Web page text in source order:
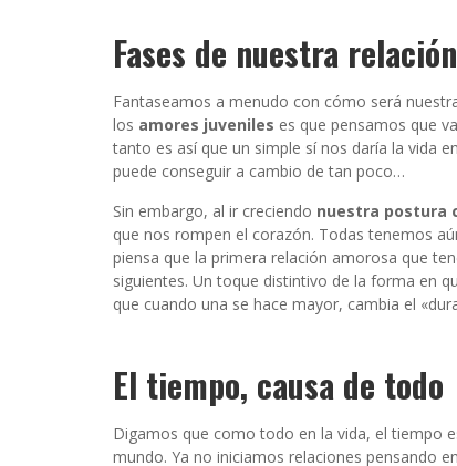
Fases de nuestra
Fantaseamos a menudo con cómo será
los amores juveniles es que pensamos que
tanto es así que un simple sí nos daría la vida
puede conseguir a cambio de tan poco…
Sin embargo, al ir creciendo nuestra postura
que nos rompen el corazón. Todas tenemos
piensa que la primera relación amorosa que
siguientes. Un toque distintivo de la forma en
que cuando una se hace mayor, cambia el
El tiempo, causa de todo
Digamos que como todo en la vida, el tiempo
mundo. Ya no iniciamos relaciones pensando